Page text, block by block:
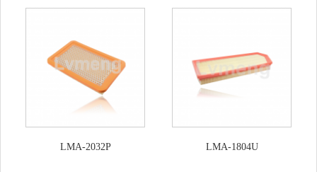
LMA-2032P LMA-1804U